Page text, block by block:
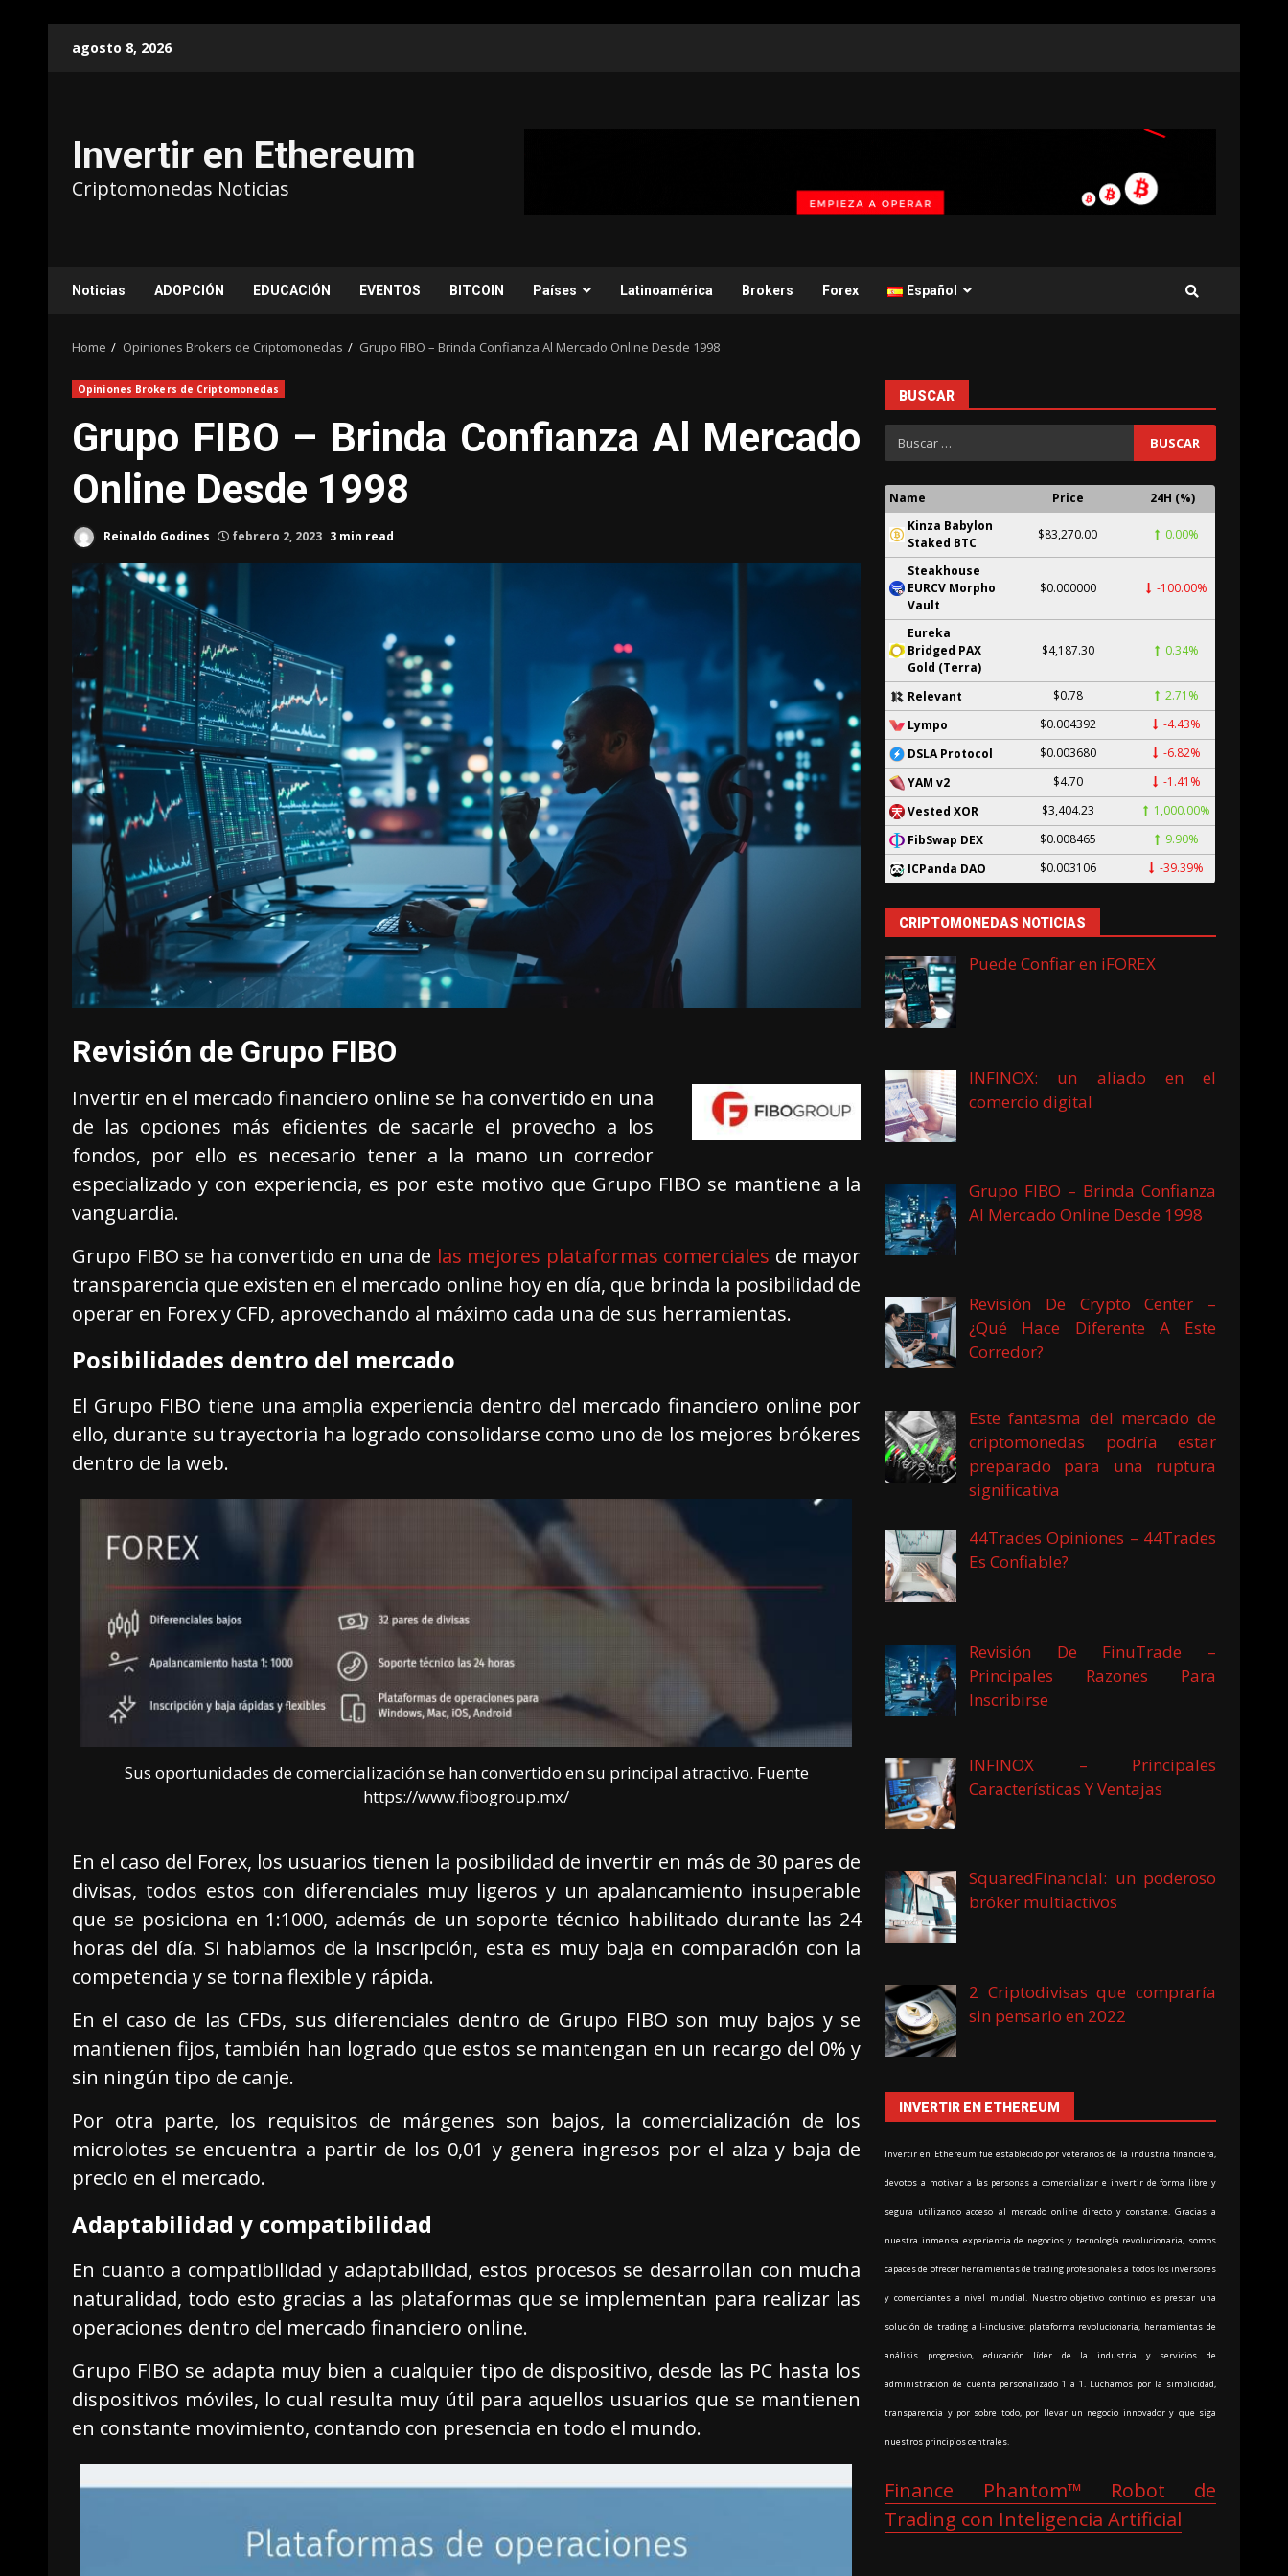
agosto 8, 2026
Invertir en Ethereum
Criptomonedas Noticias
Noticias ADOPCIÓN EDUCACIÓN EVENTOS BITCOIN Países Latinoamérica Brokers Forex Español
Home Opiniones Brokers de Criptomonedas Grupo FIBO – Brinda Confianza Al Mercado Online Desde 1998
Opiniones Brokers de Criptomonedas
Grupo FIBO – Brinda Confianza Al Mercado
Online Desde 1998
Reinaldo Godines febrero 2, 2023 3 min read
Revisión de Grupo FIBO
Invertir en el mercado financiero online se ha convertido en una
de las opciones más eficientes de sacarle el provecho a los
fondos, por ello es necesario tener a la mano un corredor
especializado y con experiencia, es por este motivo que Grupo FIBO se mantiene a la
vanguardia.
Grupo FIBO se ha convertido en una de las mejores plataformas comerciales de mayor
transparencia que existen en el mercado online hoy en día, que brinda la posibilidad de
operar en Forex y CFD, aprovechando al máximo cada una de sus herramientas.
Posibilidades dentro del mercado
El Grupo FIBO tiene una amplia experiencia dentro del mercado financiero online por
ello, durante su trayectoria ha logrado consolidarse como uno de los mejores brókeres
dentro de la web.
Sus oportunidades de comercialización se han convertido en su principal atractivo. Fuente
https://www.fibogroup.mx/
En el caso del Forex, los usuarios tienen la posibilidad de invertir en más de 30 pares de
divisas, todos estos con diferenciales muy ligeros y un apalancamiento insuperable
que se posiciona en 1:1000, además de un soporte técnico habilitado durante las 24
horas del día. Si hablamos de la inscripción, esta es muy baja en comparación con la
competencia y se torna flexible y rápida.
En el caso de las CFDs, sus diferenciales dentro de Grupo FIBO son muy bajos y se
mantienen fijos, también han logrado que estos se mantengan en un recargo del 0% y
sin ningún tipo de canje.
Por otra parte, los requisitos de márgenes son bajos, la comercialización de los
microlotes se encuentra a partir de los 0,01 y genera ingresos por el alza y baja de
precio en el mercado.
Adaptabilidad y compatibilidad
En cuanto a compatibilidad y adaptabilidad, estos procesos se desarrollan con mucha
naturalidad, todo esto gracias a las plataformas que se implementan para realizar las
operaciones dentro del mercado financiero online.
Grupo FIBO se adapta muy bien a cualquier tipo de dispositivo, desde las PC hasta los
dispositivos móviles, lo cual resulta muy útil para aquellos usuarios que se mantienen
en constante movimiento, contando con presencia en todo el mundo.
BUSCAR
Name Price
24H (%)
Kinza Babylon
Staked BTC
$83,270.00 0.00%
Steakhouse
EURCV Morpho
Vault
$0.000000 -100.00%
Eureka
Bridged PAX
Gold (Terra)
$4,187.30 0.34%
Relevant $0.78
2.71%
Lympo
$0.004392
-4.43%
DSLA Protocol
$0.003680
-6.82%
YAM v2
$4.70
-1.41%
Vested XOR
$3,404.23
1,000.00%
FibSwap DEX
$0.008465
9.90%
ICPanda DAO
$0.003106 -39.39%
CRIPTOMONEDAS NOTICIAS
Puede Confiar en iFOREX
INFINOX: un aliado en el
comercio digital
Grupo FIBO – Brinda Confianza
Al Mercado Online Desde 1998
Revisión De Crypto Center –
¿Qué Hace Diferente A Este
Corredor?
Este fantasma del mercado de
criptomonedas podría estar
preparado para una ruptura
significativa
44Trades Opiniones – 44Trades
Es Confiable?
Revisión De FinuTrade –
Principales Razones Para
Inscribirse
INFINOX – Principales
Características Y Ventajas
SquaredFinancial: un poderoso
bróker multiactivos
2 Criptodivisas que compraría
sin pensarlo en 2022
INVERTIR EN ETHEREUM
Invertir en Ethereum fue establecido por veteranos de la industria financiera,
devotos a motivar a las personas a comercializar e invertir de forma libre y
segura utilizando acceso al mercado online directo y constante. Gracias a
nuestra inmensa experiencia de negocios y tecnología revolucionaria, somos
capaces de ofrecer herramientas de trading profesionales a todos los inversores
y comerciantes a nivel mundial. Nuestro objetivo continuo es prestar una
solución de trading all-inclusive: plataforma revolucionaria, herramientas de
análisis progresivo, educación líder de la industria y servicios de
administración de cuenta personalizado 1 a 1. Luchamos por la simplicidad,
transparencia y por sobre todo, por llevar un negocio innovador y que siga
nuestros principios centrales.
Finance Phantom™ Robot de
Trading con Inteligencia Artificial